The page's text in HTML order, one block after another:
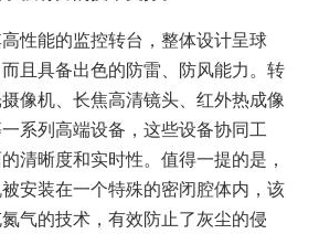
性能的监控转台，整体设计呈球
且具备出色的防雷、防风能力。转
像机、长焦高清镜头、红外热成像
系列高端设备，这些设备协同工
清晰度和实时性。值得一提的是，
安装在一个特殊的密闭腔体内，该
气的技术，有效防止了灰尘的侵